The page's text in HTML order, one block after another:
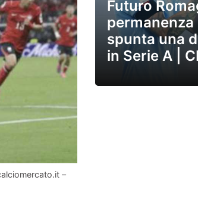
–
Futuro
spunta una
in Serie A |